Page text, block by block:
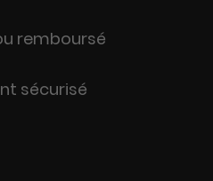
remboursé
sécurisé